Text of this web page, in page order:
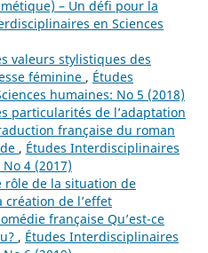
– Un défi pour la
en Sciences
valeurs stylistiques des
féminine , Études
humaines: No 5 (2018)
particularités de l’adaptation
française du roman
, Études Interdisciplinaires
4 (2017)
rôle de la situation de
de l’effet
française Qu’est-ce
, Études Interdisciplinaires